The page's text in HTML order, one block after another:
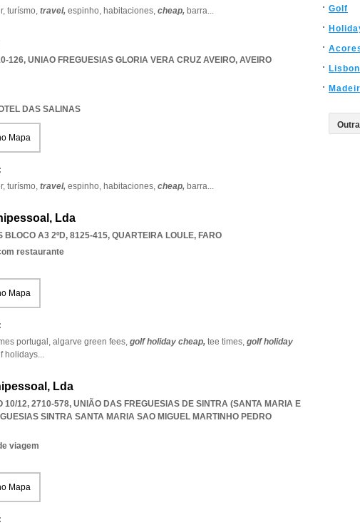
turísmo, travel, espinho, habitaciones, cheap, barra...
126, UNIAO FREGUESIAS GLORIA VERA CRUZ AVEIRO, AVEIRO
DAS SALINAS
Mapa
turísmo, travel, espinho, habitaciones, cheap, barra...
Lda
BLOCO A3 2ºD, 8125-415, QUARTEIRA LOULE, FARO
restaurante
Mapa
portugal, algarve green fees, golf holiday cheap, tee times, golf holiday
holidays...
Lda
10/12, 2710-578, UNIÃO DAS FREGUESIAS DE SINTRA (SANTA MARIA E
SINTRA SANTA MARIA SAO MIGUEL MARTINHO PEDRO
viagem
Mapa
Golf
Lisbon